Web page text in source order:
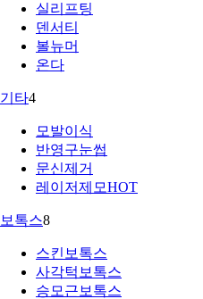
실리프팅
덴서티
볼뉴머
온다
기타4
모발이식
반영구눈썹
문신제거
레이저제모HOT
보톡스8
스킨보톡스
사각턱보톡스
승모근보톡스